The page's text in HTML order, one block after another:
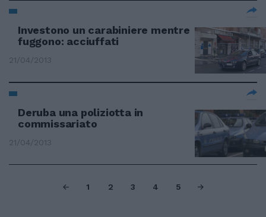
Investono un carabiniere mentre
fuggono: acciuffati
21/04/2013
Deruba una poliziotta in
commissariato
21/04/2013
1 2 3 4 5